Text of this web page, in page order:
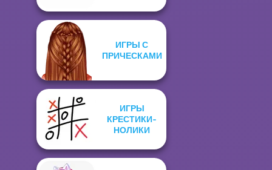
ИГРЫ С
ПРИЧЕСКАМИ
ИГРЫ
КРЕСТИКИ-
НОЛИКИ